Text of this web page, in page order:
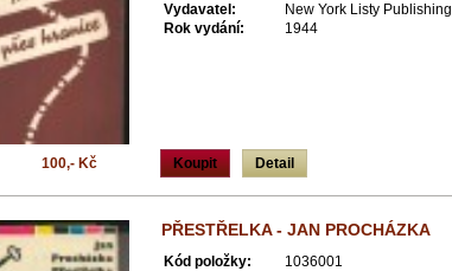
Vydavatel:
New York Listy Publishing
Rok vydání:
1944
Koupit Detail
100,- Kč
PŘESTŘELKA - JAN PROCHÁZKA
Kód položky:
1036001